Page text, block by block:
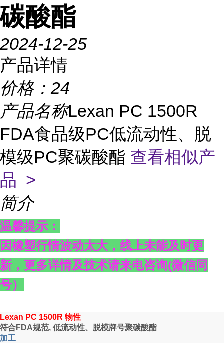
碳酸酯
2024-12-25
产品详情
价格： 24
产品名称Lexan PC 1500R
FDA食品级PC低流动性、脱
模级PC聚碳酸酯 查看相似产
品 >
简介
温馨提示：
因橡塑行情波动太大，线上未能及时更
新，更多详情及技术请来电咨询(微信同
号）
Lexan PC 1500R 物性
符合FDA规范, 低流动性、脱模牌号聚碳酸酯
加工